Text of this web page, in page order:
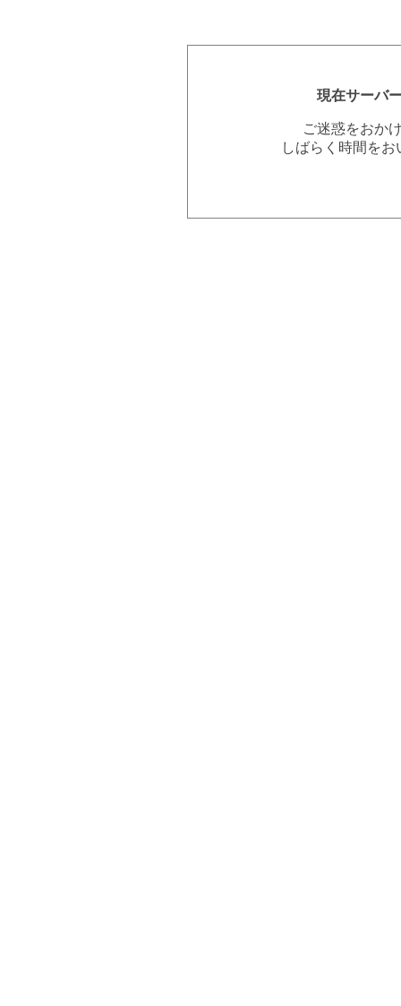
現在サーバ
ご迷惑をおか
しばらく時間を